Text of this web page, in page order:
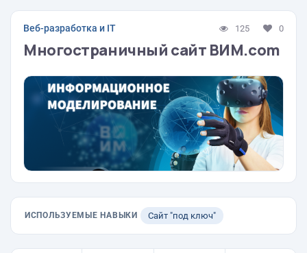
Веб-разработка и IT 125 0
Многостраничный сайт ВИМ.com
ИСПОЛЬЗУЕМЫЕ НАВЫКИ Сайт "под ключ"